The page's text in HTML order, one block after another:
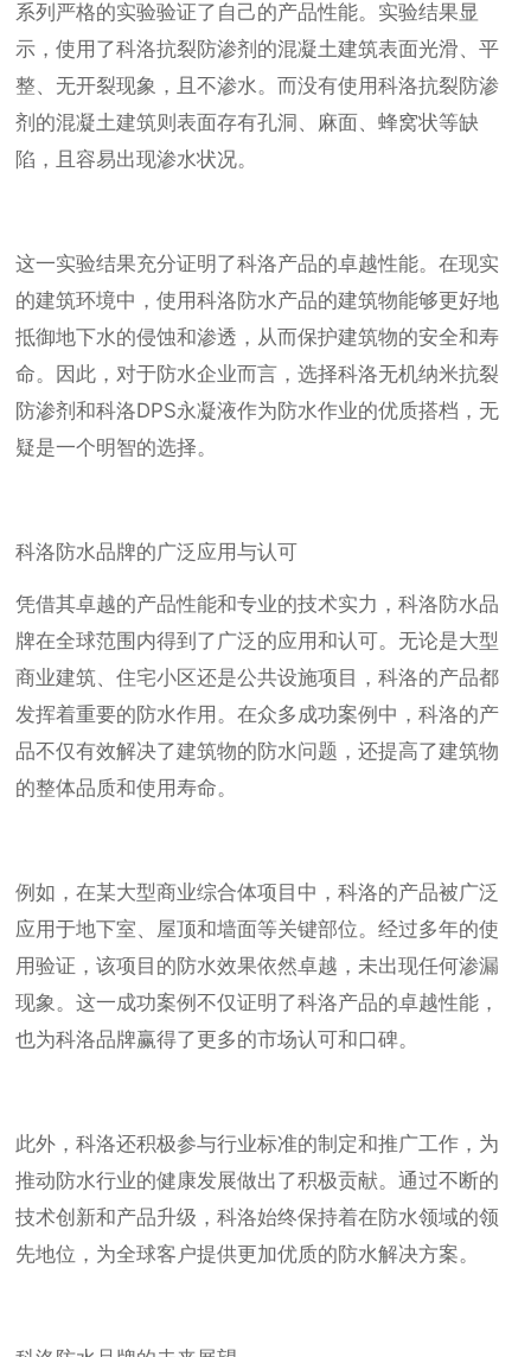
系列严格的实验验证了自己的产品性能。实验结果显
示，使用了科洛抗裂防渗剂的混凝土建筑表面光滑、平
整、无开裂现象，且不渗水。而没有使用科洛抗裂防渗
剂的混凝土建筑则表面存有孔洞、麻面、蜂窝状等缺
陷，且容易出现渗水状况。
这一实验结果充分证明了科洛产品的卓越性能。在现实
的建筑环境中，使用科洛防水产品的建筑物能够更好地
抵御地下水的侵蚀和渗透，从而保护建筑物的安全和寿
命。因此，对于防水企业而言，选择科洛无机纳米抗裂
防渗剂和科洛DPS永凝液作为防水作业的优质搭档，无
疑是一个明智的选择。
科洛防水品牌的广泛应用与认可
凭借其卓越的产品性能和专业的技术实力，科洛防水品
牌在全球范围内得到了广泛的应用和认可。无论是大型
商业建筑、住宅小区还是公共设施项目，科洛的产品都
发挥着重要的防水作用。在众多成功案例中，科洛的产
品不仅有效解决了建筑物的防水问题，还提高了建筑物
的整体品质和使用寿命。
例如，在某大型商业综合体项目中，科洛的产品被广泛
应用于地下室、屋顶和墙面等关键部位。经过多年的使
用验证，该项目的防水效果依然卓越，未出现任何渗漏
现象。这一成功案例不仅证明了科洛产品的卓越性能，
也为科洛品牌赢得了更多的市场认可和口碑。
此外，科洛还积极参与行业标准的制定和推广工作，为
推动防水行业的健康发展做出了积极贡献。通过不断的
技术创新和产品升级，科洛始终保持着在防水领域的领
先地位，为全球客户提供更加优质的防水解决方案。